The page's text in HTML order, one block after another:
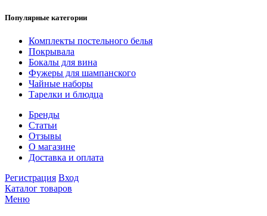
Популярные категории
Комплекты постельного белья
Покрывала
Бокалы для вина
Фужеры для шампанского
Чайные наборы
Тарелки и блюдца
Бренды
Статьи
Отзывы
О магазине
Доставка и оплата
Регистрация Вход
Каталог товаров
Меню